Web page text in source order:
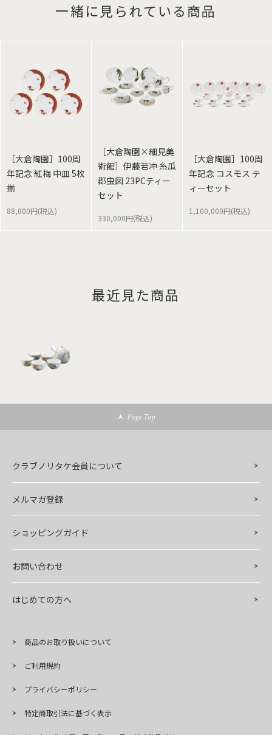
一緒に見られている商品
［大倉陶園］100周
年記念 紅梅 中皿 5枚
揃
88,000円(税込)
［大倉陶園×細見美
術館］伊藤若冲 糸瓜
郡虫図 23PCティー
セット
330,000円(税込)
［大倉陶園］100周
年記念 コスモス テ
ィーセット
1,100,000円(税込)
最近見た商品
Page Top
クラブノリタケ会員について
メルマガ登録
ショッピングガイド
お問い合わせ
はじめての方へ
商品のお取り扱いについて
ご利用規約
プライバシーポリシー
特定商取引法に基づく表示